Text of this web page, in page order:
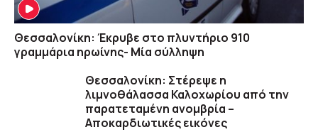
Θεσσαλονίκη: Έκρυβε στο πλυντήριο 910
γραμμάρια ηρωίνης- Μία σύλληψη
Θεσσαλονίκη: Στέρεψε η
λιμνοθάλασσα Καλοχωρίου από την
παρατεταμένη ανομβρία –
Αποκαρδιωτικές εικόνες